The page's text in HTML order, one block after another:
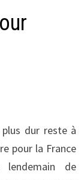
plus dur reste à
pour la France
lendemain de